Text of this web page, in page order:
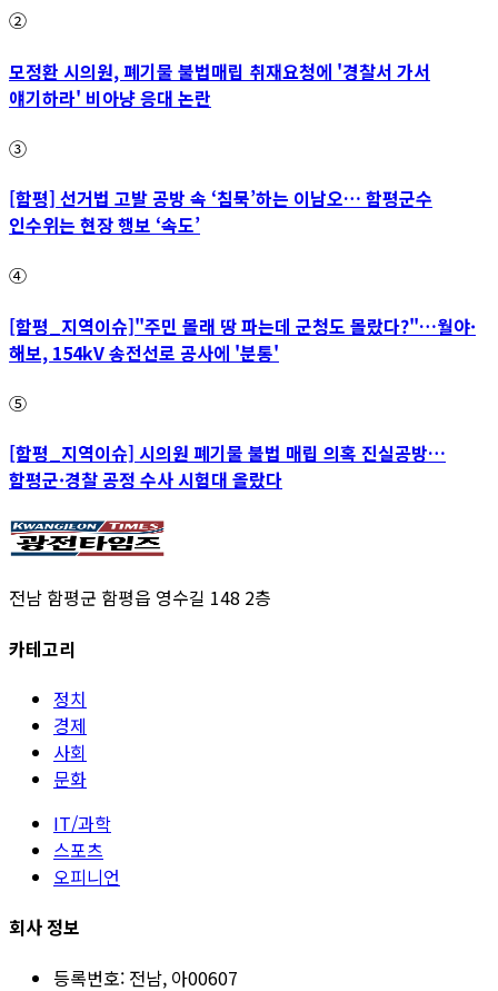
②
모정환 시의원, 폐기물 불법매립 취재요청에 '경찰서 가서
얘기하라' 비아냥 응대 논란
③
[함평] 선거법 고발 공방 속 ‘침묵’하는 이남오… 함평군수
인수위는 현장 행보 ‘속도’
④
[함평_지역이슈]"주민 몰래 땅 파는데 군청도 몰랐다?"…월야·
해보, 154kV 송전선로 공사에 '분통'
⑤
[함평_지역이슈] 시의원 폐기물 불법 매립 의혹 진실공방…
함평군·경찰 공정 수사 시험대 올랐다
전남 함평군 함평읍 영수길 148 2층
카테고리
정치
경제
사회
문화
IT/과학
스포츠
오피니언
회사 정보
등록번호: 전남, 아00607